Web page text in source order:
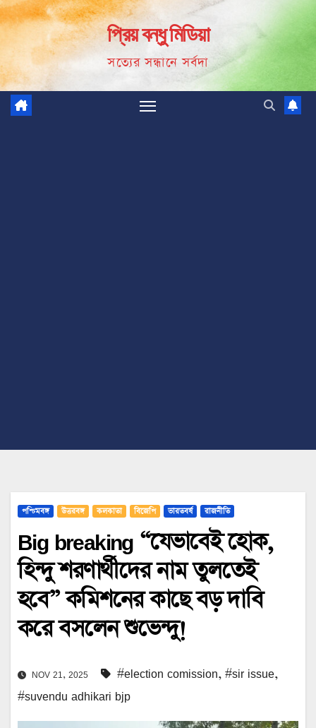
Skip
to
content
প্রিয় বন্ধু মিডিয়া
সত্যের সন্ধানে সর্বদা
পশ্চিমবঙ্গ উত্তরবঙ্গ কলকাতা বিজেপি ভারতবর্ষ রাজনীতি
Big breaking “যেভাবেই হোক,
হিন্দু শরণার্থীদের নাম তুলতেই
হবে” কমিশনের কাছে বড় দাবি
করে বসলেন শুভেন্দু!
NOV 21, 2025 #election comission, #sir issue,
#suvendu adhikari bjp